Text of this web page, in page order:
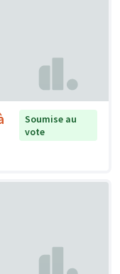
Soumise au
vote